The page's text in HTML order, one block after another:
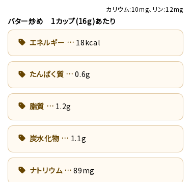
カリウム:10mg、リン:12mg
バター炒め 1カップ(16g)あたり
エネルギー 18kcal
たんぱく質 0.6g
脂質 1.2g
炭水化物 1.1g
ナトリウム 89mg